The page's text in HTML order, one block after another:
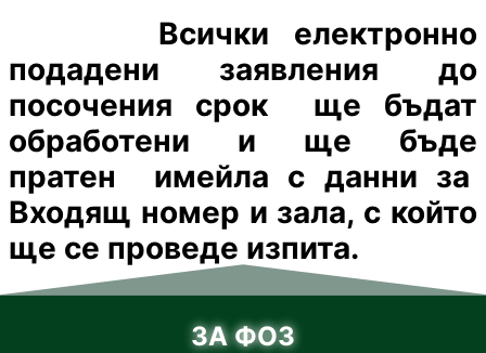
Всички електронно
подадени заявления до
посочения срок ще бъдат
обработени и ще бъде
пратен имейла с данни за
Входящ номер и зала, с който
ще се проведе изпита.
ЗА ФОЗ